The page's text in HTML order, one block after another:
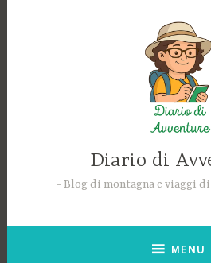
Diario di
Blog di montagna e viaggi
MENU